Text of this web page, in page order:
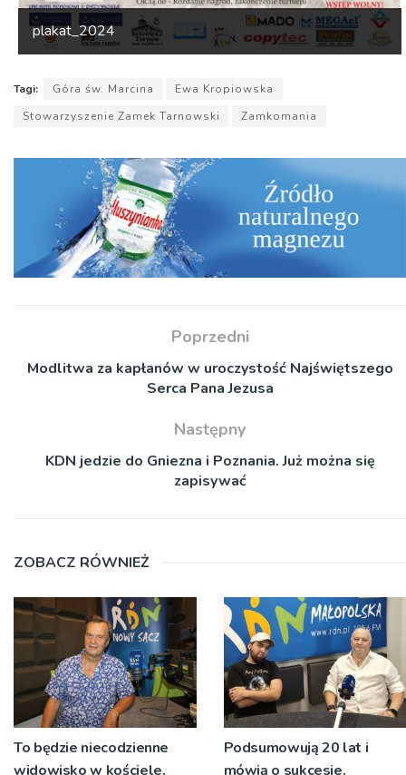
plakat_2024
Tagi: Góra św. Marcina
Ewa Kropiowska
Stowarzyszenie Zamek Tarnowski
Zamkomania
Poprzedni
Modlitwa za kapłanów w uroczystość Najświętszego
Serca Pana Jezusa
Następny
KDN jedzie do Gniezna i Poznania. Już można się
zapisywać
ZOBACZ RÓWNIEŻ
To będzie niecodzienne
widowisko w kościele.
Podsumowują 20 lat i
mówią o sukcesie.